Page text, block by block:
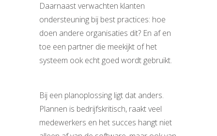
Daarnaast verwachten klanten
ondersteuning bij best practices: hoe
doen andere organisaties dit? En af en
toe een partner die meekijkt of het
systeem ook echt goed wordt gebruikt.
Bij een planoplossing ligt dat anders.
Plannen is bedrijfskritisch, raakt veel
medewerkers en het succes hangt niet